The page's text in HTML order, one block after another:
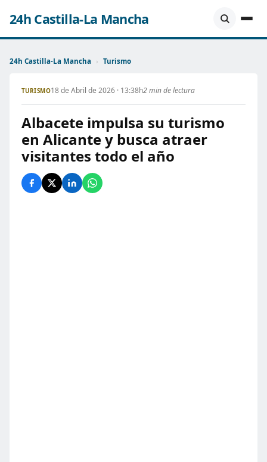
24h Castilla-La Mancha
24h Castilla-La Mancha › Turismo
TURISMO18 de Abril de 2026 · 13:38h2 min de lectura
Albacete impulsa su turismo
en Alicante y busca atraer
visitantes todo el año